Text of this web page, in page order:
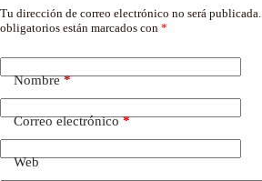
Tu dirección de correo electrónico no será publicada.
obligatorios están marcados con *
Nombre*
Correo electrónico*
Web